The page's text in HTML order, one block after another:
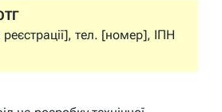
тел. [номер], ІПН